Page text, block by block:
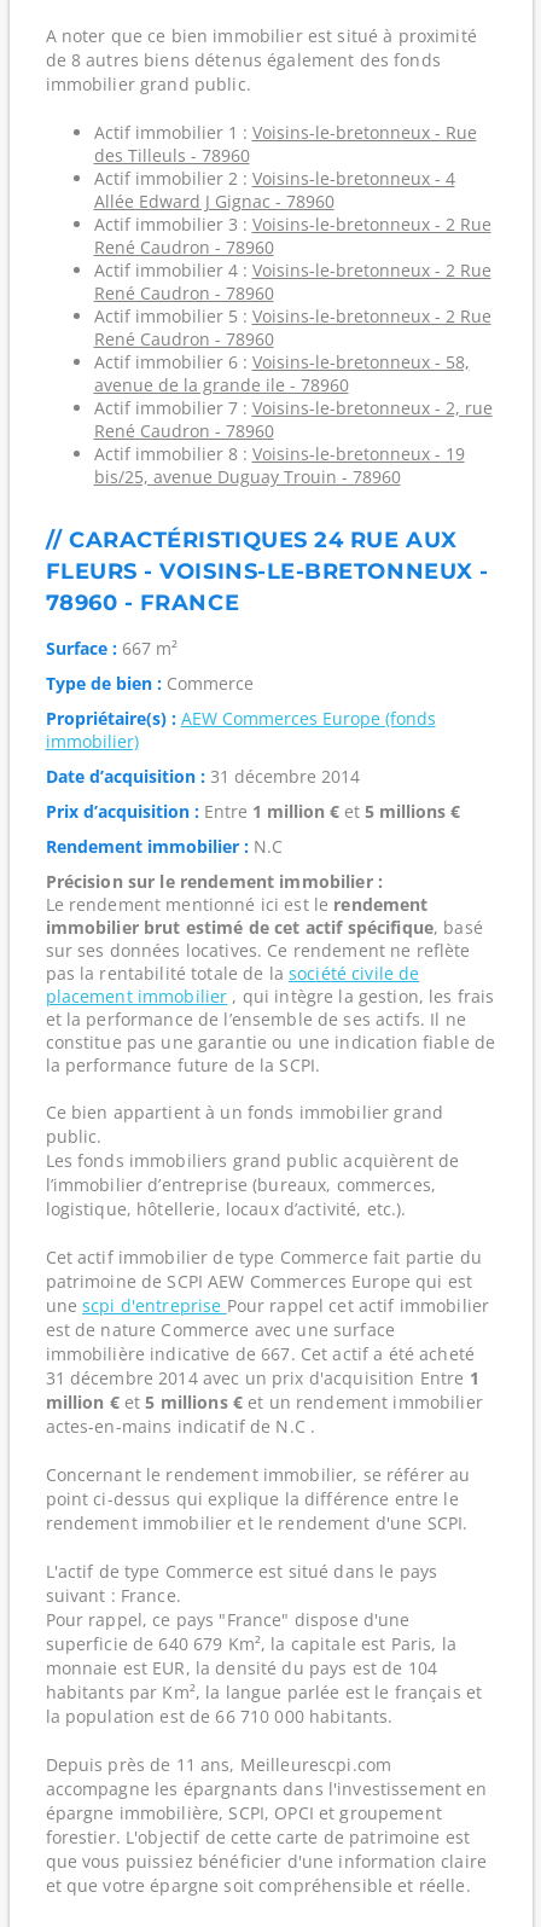
A noter que ce bien immobilier est situé à proximité
de 8 autres biens détenus également des fonds
immobilier grand public.
Actif immobilier 1 : Voisins-le-bretonneux - Rue
des Tilleuls - 78960
Actif immobilier 2 : Voisins-le-bretonneux - 4
Allée Edward J Gignac - 78960
Actif immobilier 3 : Voisins-le-bretonneux - 2 Rue
René Caudron - 78960
Actif immobilier 4 : Voisins-le-bretonneux - 2 Rue
René Caudron - 78960
Actif immobilier 5 : Voisins-le-bretonneux - 2 Rue
René Caudron - 78960
Actif immobilier 6 : Voisins-le-bretonneux - 58,
avenue de la grande ile - 78960
Actif immobilier 7 : Voisins-le-bretonneux - 2, rue
René Caudron - 78960
Actif immobilier 8 : Voisins-le-bretonneux - 19
bis/25, avenue Duguay Trouin - 78960
// CARACTÉRISTIQUES 24 RUE AUX
FLEURS - VOISINS-LE-BRETONNEUX -
78960 - FRANCE
Surface :667 m²
Type de bien :Commerce
Propriétaire(s) : AEW Commerces Europe (fonds
immobilier)
Date d’acquisition :31 décembre 2014
Prix d’acquisition :Entre 1 million €et 5 millions €
Rendement immobilier :N.C
Précision sur le rendement immobilier :
Le rendement mentionné ici est le rendement
immobilier brut estimé de cet actif spécifique, basé
sur ses données locatives. Ce rendement ne reflète
pas la rentabilité totale de la société civile de
placement immobilier , qui intègre la gestion, les frais
et la performance de l’ensemble de ses actifs. Il ne
constitue pas une garantie ou une indication fiable de
la performance future de la SCPI.
Ce bien appartient à un fonds immobilier grand
public.
Les fonds immobiliers grand public acquièrent de
l’immobilier d’entreprise (bureaux, commerces,
logistique, hôtellerie, locaux d’activité, etc.).
Cet actif immobilier de type Commerce fait partie du
patrimoine de SCPI AEW Commerces Europe qui est
unescpi d'entreprise Pour rappel cet actif immobilier
est de nature Commerce avec une surface
immobilière indicative de 667. Cet actif a été acheté
31 décembre 2014 avec un prix d'acquisition Entre 1
million €et5 millions € et un rendement immobilier
actes-en-mains indicatif de N.C .
Concernant le rendement immobilier, se référer au
point ci-dessus qui explique la différence entre le
rendement immobilier et le rendement d'une SCPI.
L'actif de type Commerce est situé dans le pays
suivant : France.
Pour rappel, ce pays "France" dispose d'une
superficie de 640 679 Km², la capitale est Paris, la
monnaie est EUR, la densité du pays est de 104
habitants par Km², la langue parlée est le français et
la population est de 66 710 000 habitants.
Depuis près de 11 ans, Meilleurescpi.com
accompagne les épargnants dans l'investissement en
épargne immobilière, SCPI, OPCI et groupement
forestier. L'objectif de cette carte de patrimoine est
que vous puissiez bénéficier d'une information claire
et que votre épargne soit compréhensible et réelle.